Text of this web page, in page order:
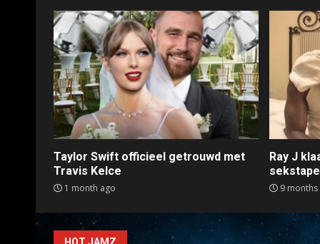
Taylor Swift officieel getrouwd met
Travis Kelce
1 month ago
Ray J
sekstape
9 months
HOT JAMZ